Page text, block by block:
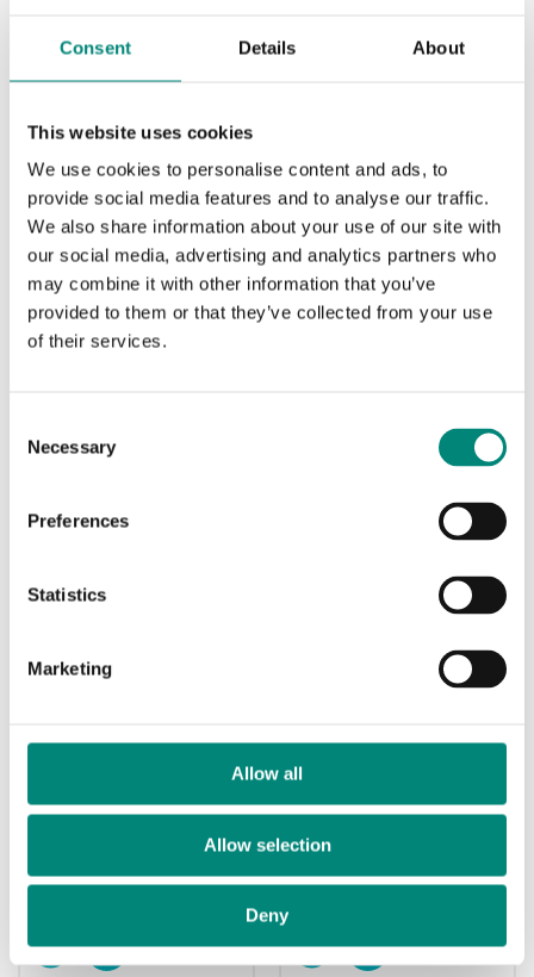
Consent Details About
This website uses cookies
We use cookies to personalise content and ads, to
provide social media features and to analyse our traffic.
We also share information about your use of our site with
our social media, advertising and analytics partners who
may combine it with other information that you’ve
provided to them or that they’ve collected from your use
of their services.
Necessary
Preferences
Statistics
Marketing
Allow all
Allow selection
Deny
Maria Isabel Witt
Amériques - Poissons et
fruits de mer
Amériques – Viande et
volaille | Aliments pour
animaux domestiques |
Transformation alimentaire
| Déchets et recyclage
AMERICA,PLANTE, VENTES
Coordonnateur principal
des ventes, Saeplast
Coordonnateur des ventes